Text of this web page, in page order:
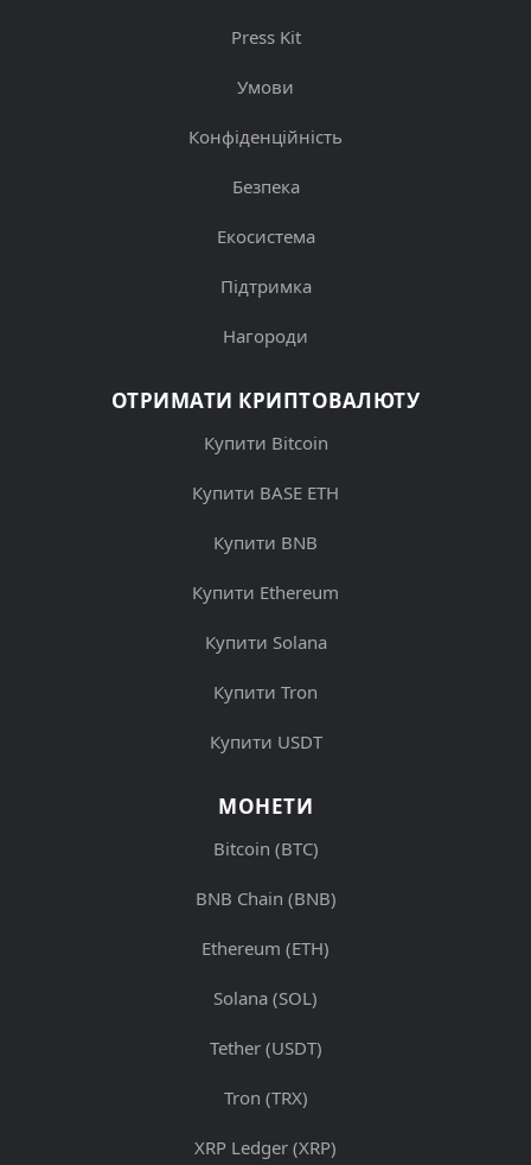
Press Kit
Умови
Конфіденційність
Безпека
Екосистема
Підтримка
Нагороди
ОТРИМАТИ КРИПТОВАЛЮТУ
Купити Bitcoin
Купити BASE ETH
Купити BNB
Купити Ethereum
Купити Solana
Купити Tron
Купити USDT
МОНЕТИ
Bitcoin (BTC)
BNB Chain (BNB)
Ethereum (ETH)
Solana (SOL)
Tether (USDT)
Tron (TRX)
XRP Ledger (XRP)